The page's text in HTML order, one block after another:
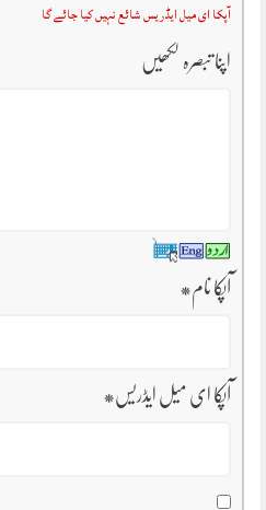
آپکا ای میل ایڈریس شائع نہیں کیا جائے گا
اپنا تبصرہ لکھیں
آپکا نام*
آپکا ای میل ایڈریس*